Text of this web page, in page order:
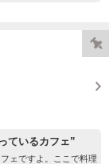
ているカフェ”
ェですよ。ここで料理